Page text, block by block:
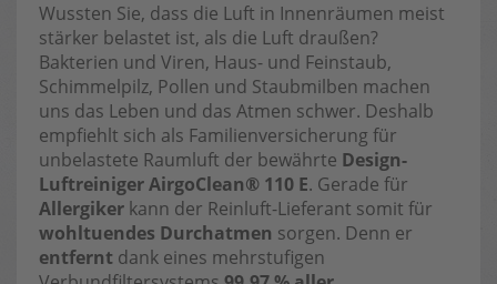
Wussten Sie, dass die Luft in Innenräumen meist
stärker belastet ist, als die Luft draußen?
Bakterien und Viren, Haus- und Feinstaub,
Schimmelpilz, Pollen und Staubmilben machen
uns das Leben und das Atmen schwer. Deshalb
empfiehlt sich als Familienversicherung für
unbelastete Raumluft der bewährte Design-
Luftreiniger AirgoClean® 110 E. Gerade für
Allergiker kann der Reinluft-Lieferant somit für
wohltuendes Durchatmen sorgen. Denn er
entfernt dank eines mehrstufigen